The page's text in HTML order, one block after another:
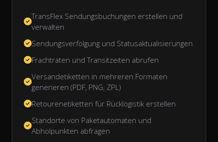
TransFlex Sendungsbuchungen erstellen und
verwalten
Sendungsverfolgung und Statusaktualisierungen
Frachtraten und Transitzeiten abrufen
Versandetiketten in mehreren Formaten
generieren (PDF, PNG, ZPL)
Retourenetiketten für Rücklogistik erstellen
Standorte von Paketautomaten und
Abholpunkten abfragen